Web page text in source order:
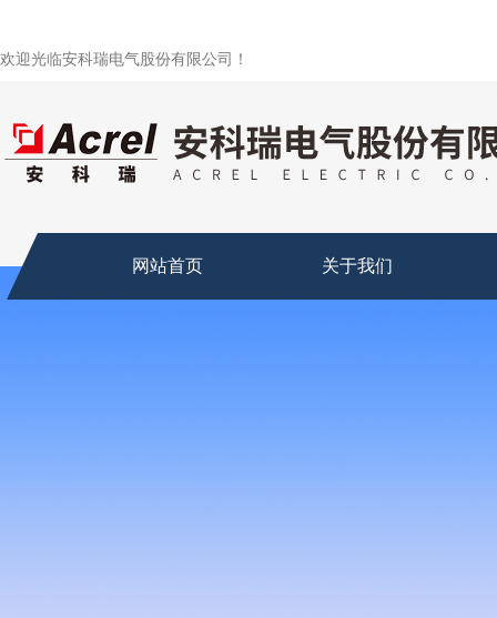
欢迎光临安科瑞电气股份有限公司！
网站首页 关于我们